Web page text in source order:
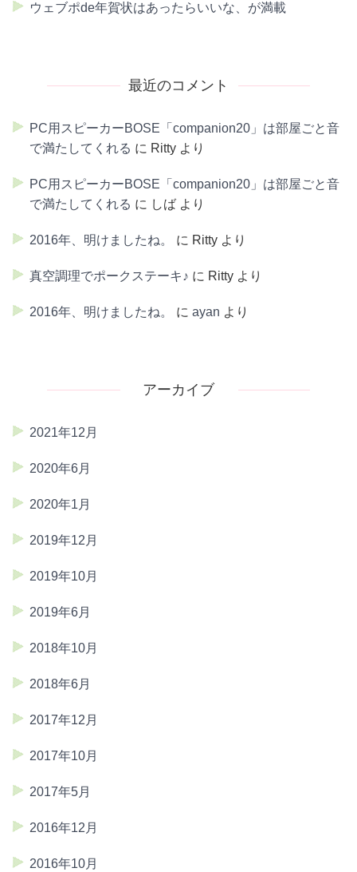
ウェブポde年賀状はあったらいいな、が満載
最近のコメント
PC用スピーカーBOSE「companion20」は部屋ごと音
で満たしてくれる に Ritty より
PC用スピーカーBOSE「companion20」は部屋ごと音
で満たしてくれる に しば より
2016年、明けましたね。 に Ritty より
真空調理でポークステーキ♪ に Ritty より
2016年、明けましたね。 に ayan より
アーカイブ
2021年12月
2020年6月
2020年1月
2019年12月
2019年10月
2019年6月
2018年10月
2018年6月
2017年12月
2017年10月
2017年5月
2016年12月
2016年10月